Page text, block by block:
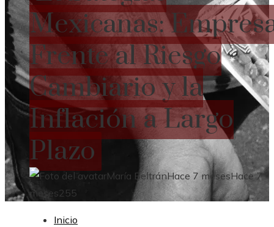
Mexicanas:
Frente al Riesgo
Cambiario y la
Inflación a Largo
Plazo
María BeltránHace 7 mesesHace 7
meses255
Inicio